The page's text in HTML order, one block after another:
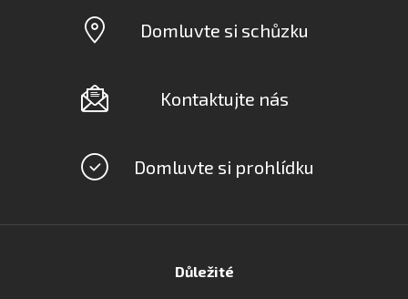
Domluvte si schůzku
Kontaktujte nás
Domluvte si prohlídku
Důležité